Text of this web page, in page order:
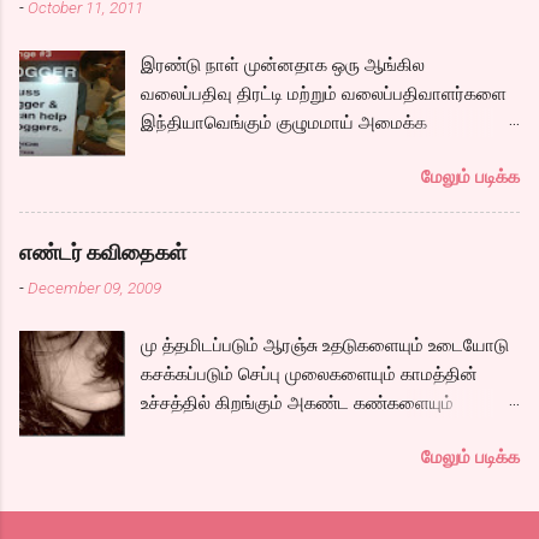
ஆறு போல ஓடுகிறது படம். பெரியதாய் கதை ஏதும்
நகராவிட்டாலும், ரீமாவின் அதிரடி கேரக்டரும்,
ஆண்ட்ரியாவின் அமைதியான கேரக்டரும்,
கார்த்தியின் அடாவடி, தடாலடி வெட்டி பேச்சு க...
- October 11, 2011
இரண்டு நாள் முன்னதாக ஒரு ஆங்கில
வலைப்பதிவு திரட்டி மற்றும் வலைப்பதிவாளர்களை
இந்தியாவெங்கும் குழுமமாய் அமைக்க
பதிவர் சந்திப்புக்கு ஏற்பாடு செய்திருந்தது.
இவர்கள் வருடா வருடம் நடத்துவதுதான். இம்முறை
நிறைய தமிழ் வலைப்பூக்கள் நடத்துபவர்களும்
கலந்து கொண்டோம்.
மேலும் படிக்க
எண்டர் கவிதைகள்
-December 09, 2009
மு த்தமிடப்படும் ஆரஞ்சு உதடுகளையும் உடையோடு
கசக்கப்படும் செப்பு முலைகளையும் காமத்தின்
உச்சத்தில் கிறங்கும் அகண்ட கண்களையும்
நீண்ட பயணமாய் வருடிச் செல்லும் பாம்புத்
அணைப்பையும் வேறொருவன் ஆளப்போவதை
மேலும் படிக்க